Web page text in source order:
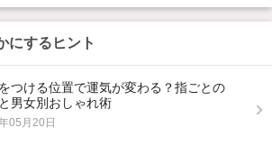
にするヒント
つける位置で運気が変わる？指ごとの
男女別おしゃれ術
05月20日